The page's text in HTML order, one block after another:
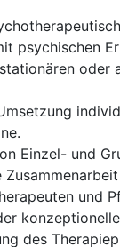
psychischen
oder
Einzel- und
und
des